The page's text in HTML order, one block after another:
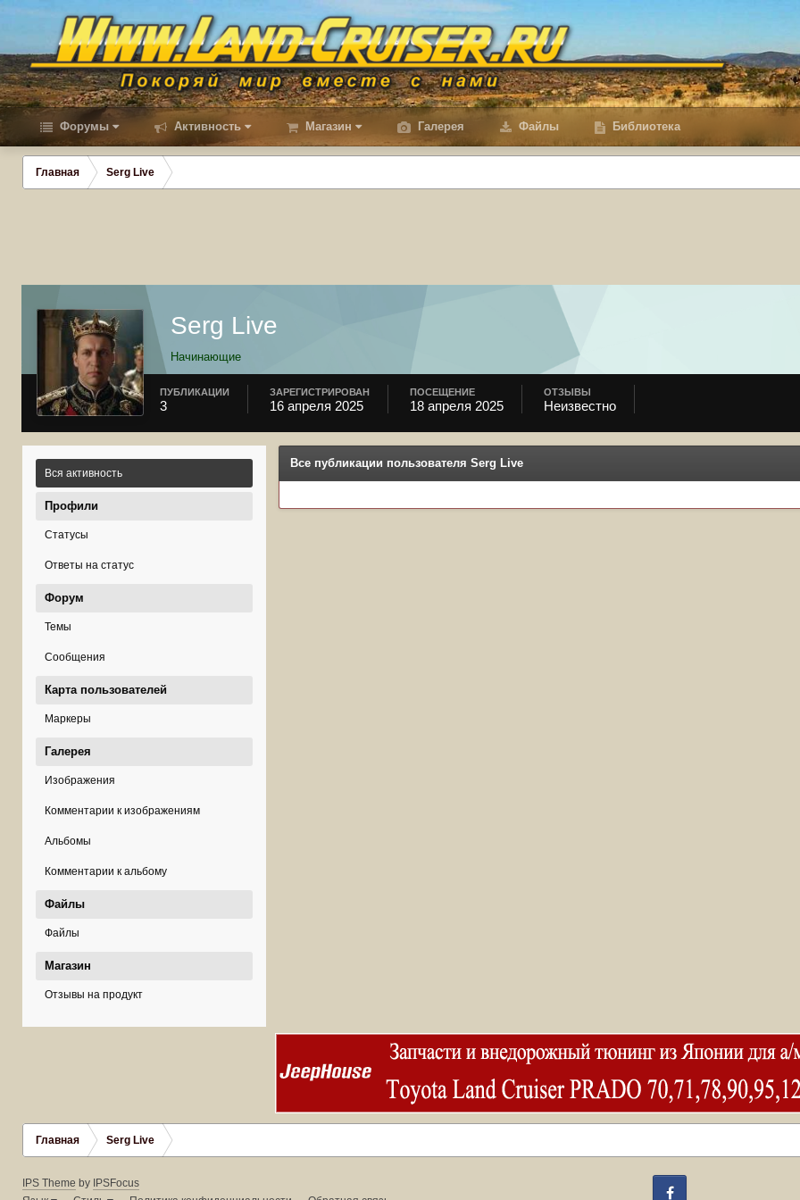
Форумы Активность Магазин Галерея Файлы Библиотека
Главная Serg Live
Serg Live
Начинающие
ПУБЛИКАЦИИ
3
ЗАРЕГИСТРИРОВАН
16 апреля 2025
ПОСЕЩЕНИЕ
18 апреля 2025
ОТЗЫВЫ
Неизвестно
Вся активность
Профили
Статусы
Ответы на статус
Форум
Темы
Сообщения
Карта пользователей
Маркеры
Галерея
Изображения
Комментарии к изображениям
Альбомы
Комментарии к альбому
Файлы
Файлы
Магазин
Отзывы на продукт
Все публикации пользователя Serg Live
Главная Serg Live
IPS Theme by IPSFocus